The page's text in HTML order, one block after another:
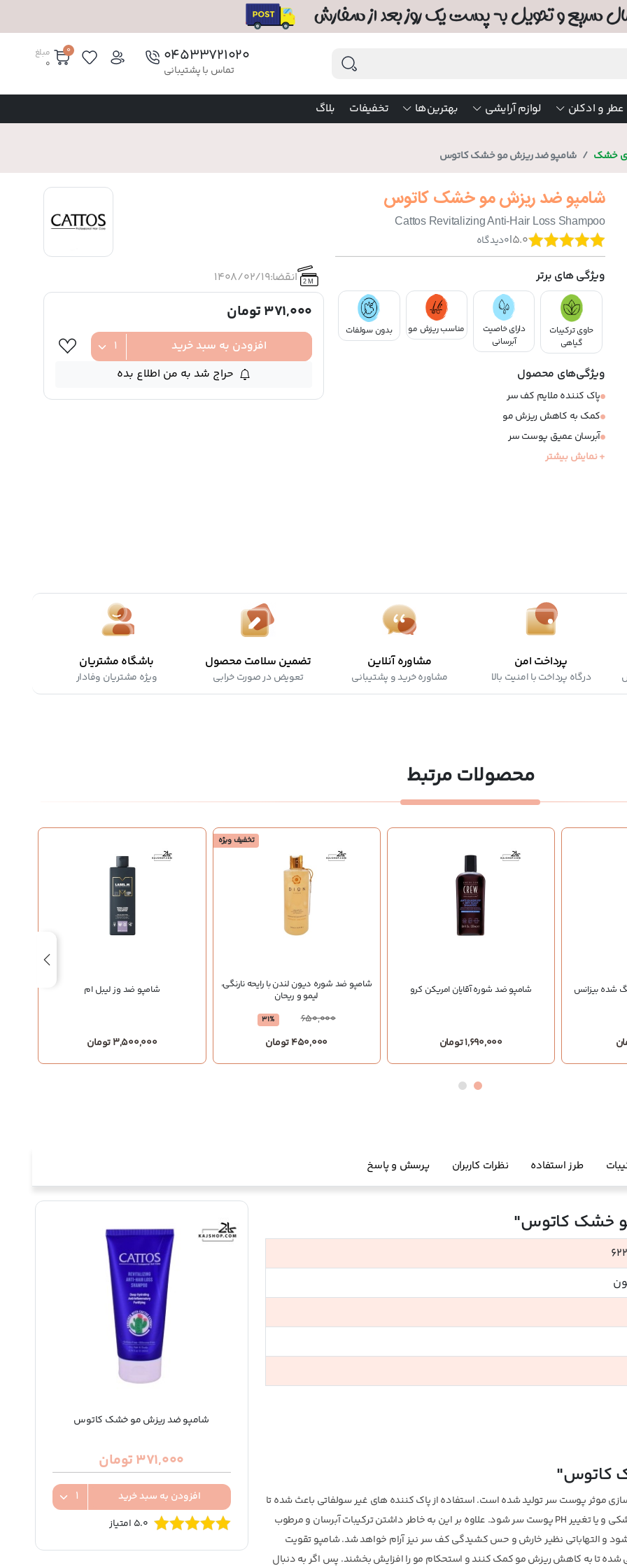
۰۴۵۳۳۷۲۱۰۲۰
تماس با پشتیبانی
مبلغ
0
0
عطر و ادکلن لوازم آرایشی بهترین‌ها تخفیفات بلاگ
خشک شامپو ضد ریزش مو خشک کاتوس
شامپو ضد ریزش مو خشک کاتوس
Cattos Revitalizing Anti-Hair Loss Shampoo
5.0
|
0دیدگاه
ویژگی های برتر
حاوی ترکیبات
گیاهی
دارای خاصیت
آبرسانی
مناسب ریزش مو بدون سولفات
ویژگی‌های محصول
پاک کننده ملایم کف سر
کمک به کاهش ریزش مو
آبرسان عمیق پوست سر
ضد التهاب و خارش
+ نمایش بیشتر
2 M انقضا:1408/02/19
371,000 تومان
افزودن به سبد خرید
حراج شد به من اطلاع بده
پرداخت امن
درگاه پرداخت با امنیت بالا
مشاوره آنلاین
مشاوره خرید و پشتیبانی
تضمین سلامت محصول
تعویض در صورت خرابی
باشگاه مشتریان
ویژه مشتریان وفادار
محصولات مرتبط
شده بیزانس شامپو ضد شوره آقایان امریکن کرو
1,690,000 تومان
تخفیف ویژه
شامپو ضد شوره دیون لندن با رایحه نارنگی،
لیمو و ریحان
650,000
31%
450,000 تومان
شامپو ضد وز لیبل ام
3,500,000 تومان
طرز استفاده نظرات کاربران پرسش و پاسخ
خشک کاتوس"
کاتوس"
موثر پوست سر تولید شده است. استفاده از پاک کننده های غیر سولفاتی باعث شده تا
پوست سر به خوبی از آلودگی و چربی پاک شده؛ بدون اینکه باعث خشکی و یا تغییر PH پوست سر شود. علاوه بر این به خاطر داشتن ترکیبات آبرسان و مرطوب
شود و التهاباتی نظیر خارش و حس کشیدگی کف سر نیز آرام خواهد شد. شامپو تقویت
تا به کاهش ریزش مو کمک کنند و استحکام مو را افزایش بخشند. پس اگر به دنبال
شامپو ضد ریزش مو خشک کاتوس
371,000 تومان
افزودن به سبد خرید
5.0 امتیاز